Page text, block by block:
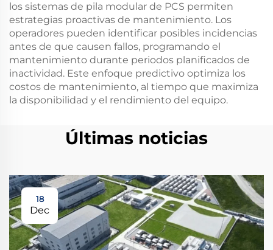
los sistemas de pila modular de PCS permiten
estrategias proactivas de mantenimiento. Los
operadores pueden identificar posibles incidencias
antes de que causen fallos, programando el
mantenimiento durante periodos planificados de
inactividad. Este enfoque predictivo optimiza los
costos de mantenimiento, al tiempo que maximiza
la disponibilidad y el rendimiento del equipo.
Últimas noticias
18
Dec